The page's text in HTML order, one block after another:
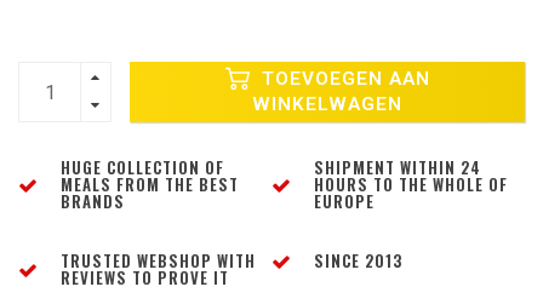
TOEVOEGEN AAN
WINKELWAGEN
HUGE COLLECTION OF
MEALS FROM THE BEST
BRANDS
SHIPMENT WITHIN 24
HOURS TO THE WHOLE OF
EUROPE
TRUSTED WEBSHOP WITH
REVIEWS TO PROVE IT
SINCE 2013